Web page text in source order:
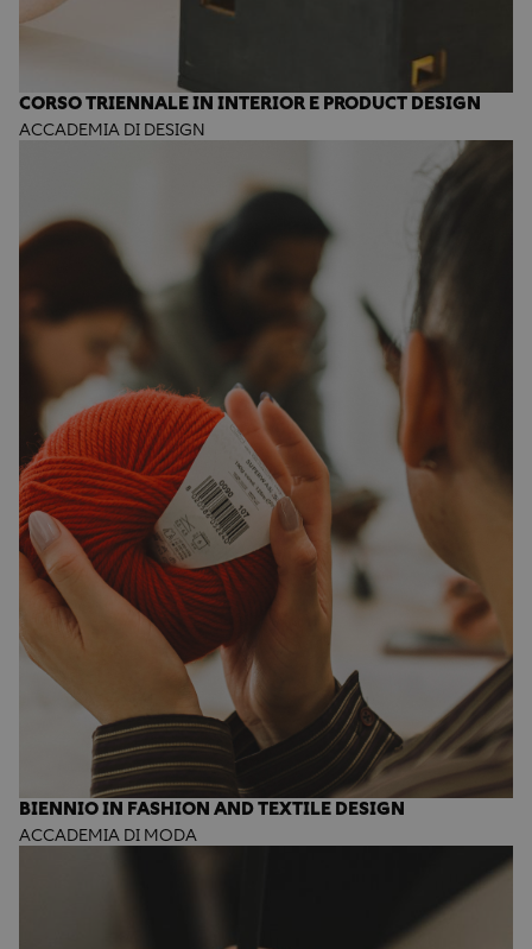
CORSO TRIENNALE IN INTERIOR E PRODUCT DESIGN
ACCADEMIA DI DESIGN
BIENNIO IN FASHION AND TEXTILE DESIGN
ACCADEMIA DI MODA